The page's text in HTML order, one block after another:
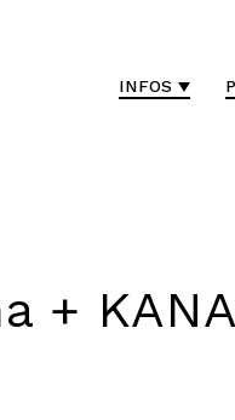
INFOS
+